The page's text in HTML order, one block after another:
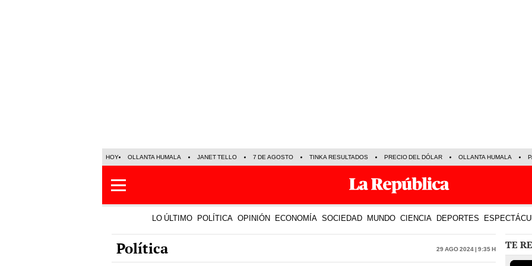
HOY OLLANTA HUMALA JANET TELLO 7 DE AGOSTO TINKA RESULTADOS PRECIO DEL DÓLAR OLLANTA HUMALA
LO ÚLTIMO POLÍTICA OPINIÓN ECONOMÍA SOCIEDAD MUNDO CIENCIA DEPORTES
Política 29 Ago 2024 | 9:35 h TE